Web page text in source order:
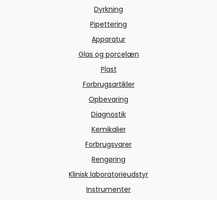
Dyrkning
Pipettering
Apparatur
Glas og porcelæn
Plast
Forbrugsartikler
Opbevaring
Diagnostik
Kemikalier
Forbrugsvarer
Rengøring
Klinisk laboratorieudstyr
Instrumenter